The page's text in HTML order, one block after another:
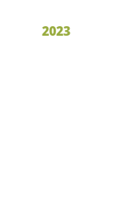
2023